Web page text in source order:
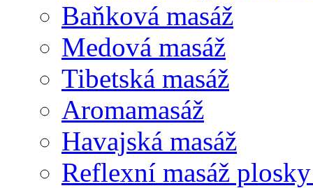
Baňková masáž
Medová masáž
Tibetská masáž
Aromamasáž
Havajská masáž
Reflexní masáž